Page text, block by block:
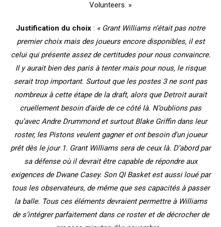
Volunteers. »
Justification du choix : « Grant Williams n’était pas notre
premier choix mais des joueurs encore disponibles, il est
celui qui présente assez de certitudes pour nous convaincre.
Il y aurait bien des paris à tenter mais pour nous, le risque
serait trop important. Surtout que les postes 3 ne sont pas
nombreux à cette étape de la draft, alors que Detroit aurait
cruellement besoin d’aide de ce côté là. N’oublions pas
qu’avec Andre Drummond et surtout Blake Griffin dans leur
roster, les Pistons veulent gagner et ont besoin d’un joueur
prêt dès le jour 1. Grant Williams sera de ceux là. D’abord par
sa défense où il devrait être capable de répondre aux
exigences de Dwane Casey. Son QI Basket est aussi loué par
tous les observateurs, de même que ses capacités à passer
la balle. Tous ces éléments devraient permettre à Williams
de s’intégrer parfaitement dans ce roster et de décrocher de